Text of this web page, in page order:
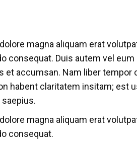
magna aliquam erat
consequat. Duis autem vel eum
et accumsan. Nam liber tempor
habent claritatem insitam; est
magna aliquam erat
consequat.